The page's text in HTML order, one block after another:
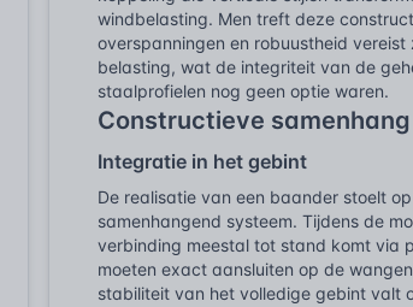
windbelasting. Men treft deze
overspanningen en robuustheid
belasting, wat de integriteit van de
staalprofielen nog geen optie waren.
Constructieve
Integratie in het gebint
De realisatie van een baander stoelt
samenhangend systeem. Tijdens de
verbinding meestal tot stand komt via
moeten exact aansluiten op de
stabiliteit van het volledige gebint valt